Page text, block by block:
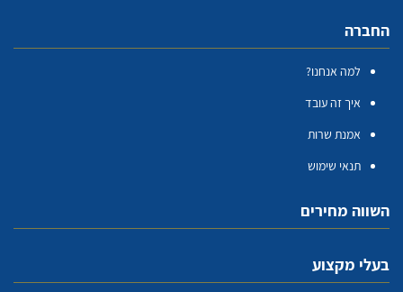
החברה
למה אנחנו?
איך זה עובד
אמנת שרות
תנאי שימוש
השווה מחירים
בעלי מקצוע